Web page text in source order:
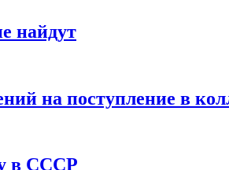
найдут
на поступление в
в СССР